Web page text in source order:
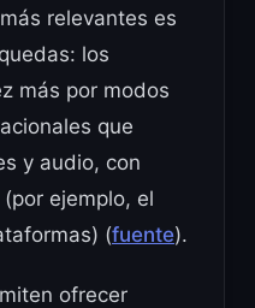
relevantes es
los
más por modos
que
y audio, con
ejemplo, el
(fuente).
ofrecer